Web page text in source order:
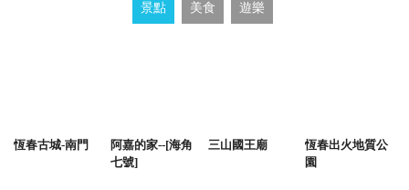
景點 美食 遊樂
恆春古城-南門
阿嘉的家--[海角
七號]
三山國王廟
恆春出火地質公
園